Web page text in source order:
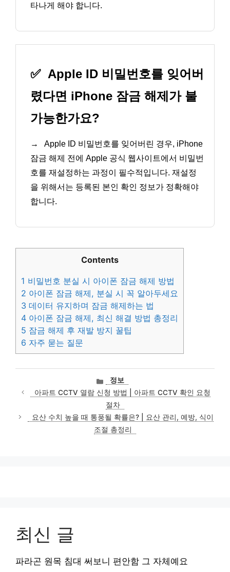
타나게 해야 합니다.
✅ Apple ID 비밀번호를 잊어버
렸다면 iPhone 잠금 해제가 불
가능한가요?
→
Apple ID 비밀번호를 잊어버린 경우, iPhone
잠금 해제 전에 Apple 공식 웹사이트에서 비밀번
호를 재설정하는 과정이 필수적입니다. 재설정
을 위해서는 등록된 본인 확인 정보가 정확해야
합니다.
Contents
1 비밀번호 분실 시 아이폰 잠금 해제 방법
2 아이폰 잠금 해제, 분실 시 꼭 알아두세요
3 데이터 유지하며 잠금 해제하는 법
4 아이폰 잠금 해제, 최신 해결 방법 총정리
5 잠금 해제 후 재발 방지 꿀팁
6 자주 묻는 질문
카
테
고
리
정보
아파트 CCTV 열람 신청 방법 | 아파트 CCTV 확인 요청
절차
요산 수치 높을 때 통풍될 확률은? | 요산 관리, 예방, 식이
조절 총정리
최신 글
파라곤 원목 침대 써보니 편안함 그 자체예요